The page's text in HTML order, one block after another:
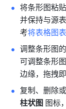
将条形图粘
并保持与源
考将表格图
调整条形图
可调整条形
边缘，拖拽
柱状图 图标